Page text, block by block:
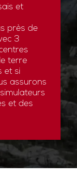
et
près de
3
terre
et si
assurons
et des